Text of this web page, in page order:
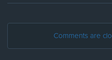
Comments are